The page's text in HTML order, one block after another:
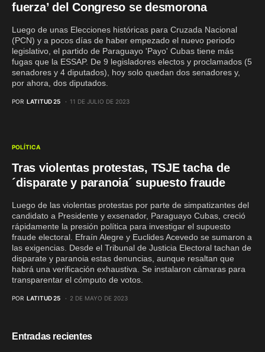
fuerza’ del Congreso se desmorona
Luego de unas Elecciones históricas para Cruzada Nacional
(PCN) y a pocos días de haber empezado el nuevo periodo
legislativo, el partido de Paraguayo 'Payo' Cubas tiene más
fugas que la ESSAP. De 9 legisladores electos y proclamados (5
senadores y 4 diputados), hoy solo quedan dos senadores y,
por ahora, dos diputados.
POR LATITUD 25 11 DE JULIO DE 2023
POLÍTICA
Tras violentas protestas, TSJE tacha de
´disparate y paranoia´ supuesto fraude
Luego de las violentas protestas por parte de simpatizantes del
candidato a Presidente y exsenador, Paraguayo Cubas, creció
rápidamente la presión política para investigar el supuesto
fraude electoral. Efraín Alegre y Euclides Acevedo se sumaron a
las exigencias. Desde el Tribunal de Justicia Electoral tachan de
disparate y paranoia estas denuncias, aunque resaltan que
habrá una verificación exhaustiva. Se instalaron cámaras para
transparentar el cómputo de votos.
POR LATITUD 25 2 DE MAYO DE 2023
Entradas recientes